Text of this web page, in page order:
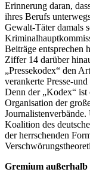
Erinnerung daran,
ihres Berufs
Gewalt-Täter damals
Beiträge
Ziffer 14 darüber
„Pressekodex“ den
verankerte Presse-
Denn der „Kodex“ ist
Organisation der
Koalition des
der herrschenden
Gremium außerhalb